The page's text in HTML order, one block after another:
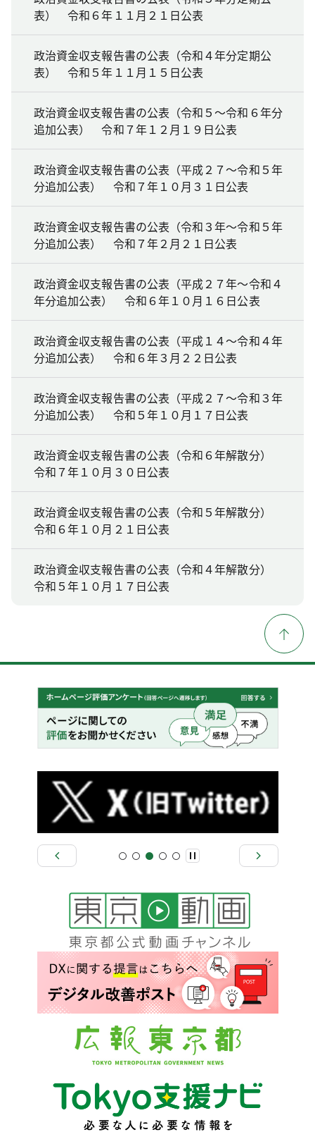
表） 令和６年１１月２１日公表
政治資金収支報告書の公表（令和４年分定期公
表） 令和５年１１月１５日公表
政治資金収支報告書の公表（令和５～令和６年分
追加公表） 令和７年１２月１９日公表
政治資金収支報告書の公表（平成２７～令和５年
分追加公表） 令和７年１０月３１日公表
政治資金収支報告書の公表（令和３年～令和５年
分追加公表） 令和７年２月２１日公表
政治資金収支報告書の公表（平成２７年～令和４
年分追加公表） 令和６年１０月１６日公表
政治資金収支報告書の公表（平成１４～令和４年
分追加公表） 令和６年３月２２日公表
政治資金収支報告書の公表（平成２７～令和３年
分追加公表） 令和５年１０月１７日公表
政治資金収支報告書の公表（令和６年解散分）
令和７年１０月３０日公表
政治資金収支報告書の公表（令和５年解散分）
令和６年１０月２１日公表
政治資金収支報告書の公表（令和４年解散分）
令和５年１０月１７日公表